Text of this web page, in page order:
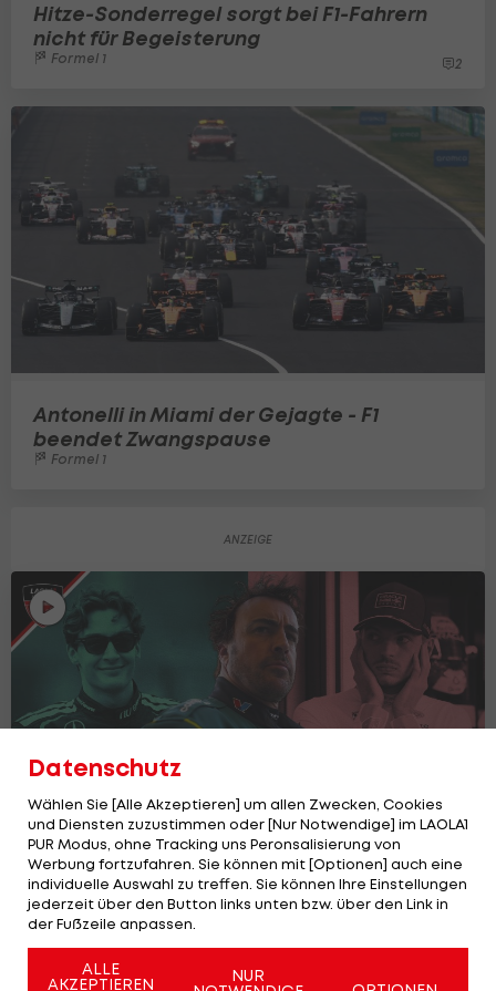
Hitze-Sonderregel sorgt bei F1-Fahrern
nicht für Begeisterung
Formel 1 2
Antonelli in Miami der Gejagte - F1
beendet Zwangspause
Formel 1
Neue F1-Ära: Geht die Identität
verloren?
LAOLA1
Datenschutz
Wählen Sie [Alle Akzeptieren] um allen Zwecken, Cookies
und Diensten zuzustimmen oder [Nur Notwendige] im LAOLA1
PUR Modus, ohne Tracking uns Peronsalisierung von
Werbung fortzufahren. Sie können mit [Optionen] auch eine
individuelle Auswahl zu treffen. Sie können Ihre Einstellungen
jederzeit über den Button links unten bzw. über den Link in
der Fußzeile anpassen.
ALLE
AKZEPTIEREN
NUR